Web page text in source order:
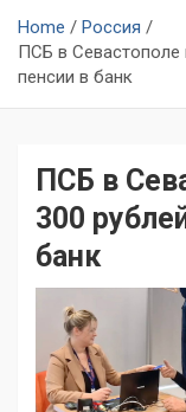
Home
Россия
ПСБ в Севастополе
пенсии в банк
ПСБ в
300
банк